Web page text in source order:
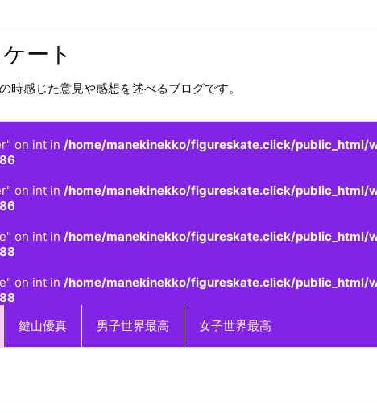
ート
時感じた意見や感想を述べるブログです。
on int in /home/manekinekko/figureskate.click/public_html/
86
on int in /home/manekinekko/figureskate.click/public_html/
86
on int in /home/manekinekko/figureskate.click/public_html/
88
on int in /home/manekinekko/figureskate.click/public_html/
88
鍵山優真 男子世界最高 女子世界最高